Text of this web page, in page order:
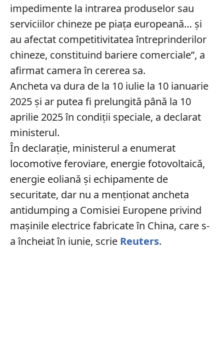
impedimente la intrarea produselor sau
serviciilor chineze pe piața europeană… și
au afectat competitivitatea întreprinderilor
chineze, constituind bariere comerciale”, a
afirmat camera în cererea sa.
Ancheta va dura de la 10 iulie la 10 ianuarie
2025 și ar putea fi prelungită până la 10
aprilie 2025 în condiții speciale, a declarat
ministerul.
În declarație, ministerul a enumerat
locomotive feroviare, energie fotovoltaică,
energie eoliană și echipamente de
securitate, dar nu a menționat ancheta
antidumping a Comisiei Europene privind
mașinile electrice fabricate în China, care s-
a încheiat în iunie, scrie Reuters.